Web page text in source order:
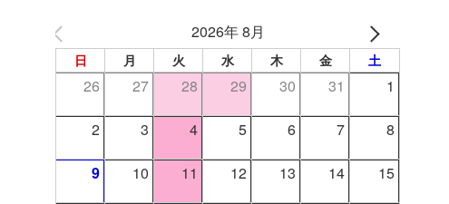
2026年 8月
日 月 火 水 木 金 土
26 27 28 29 30 31 1
2 3 4 5 6 7 8
9 10 11 12 13 14 15